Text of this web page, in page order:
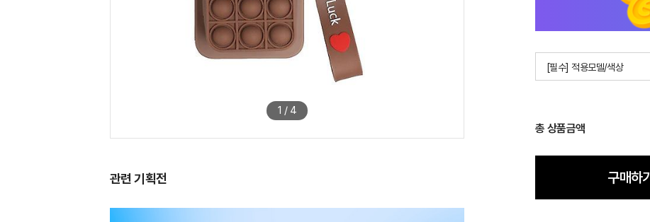
1 / 4
관련 기획전
[필수] 적용모델/색상
총 상품금액
구매하기